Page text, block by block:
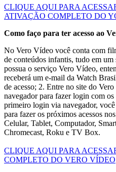
CLIQUE AQUI PARA
ATIVAÇÃO COMPLETO DO
Como faço para ter acesso ao
No Vero Vídeo você conta com
de conteúdos infantis, tudo em
possua o serviço Vero Vídeo,
receberá um e-mail da Watch
de acesso; 2. Entre no site do
navegador para fazer login com
primeiro login via navegador,
para fazer os próximos acessos
Celular, Tablet, Computador,
Chromecast, Roku e TV Box.
CLIQUE AQUI PARA
COMPLETO DO VERO VÍDEO